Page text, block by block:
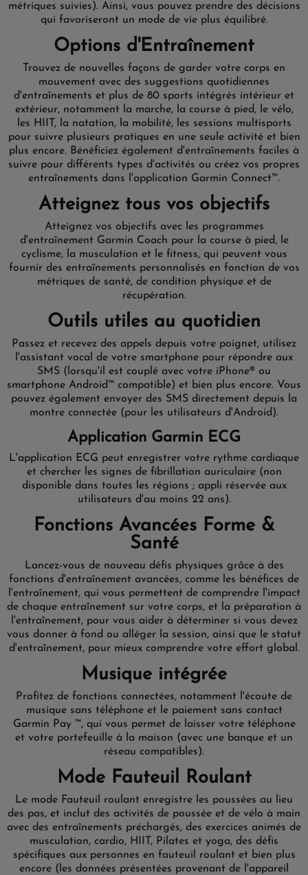
métriques suivies). Ainsi, vous pouvez prendre des décisions
qui favoriseront un mode de vie plus équilibré.
Options d'Entraînement
Trouvez de nouvelles façons de garder votre corps en
mouvement avec des suggestions quotidiennes
d'entraînements et plus de 80 sports intégrés intérieur et
extérieur, notamment la marche, la course à pied, le vélo,
les HIIT, la natation, la mobilité, les sessions multisports
pour suivre plusieurs pratiques en une seule activité et bien
plus encore. Bénéficiez également d'entraînements faciles à
suivre pour différents types d'activités ou créez vos propres
entraînements dans l'application Garmin Connect™.
Atteignez tous vos objectifs
Atteignez vos objectifs avec les programmes
d'entraînement Garmin Coach pour la course à pied, le
cyclisme, la musculation et le fitness, qui peuvent vous
fournir des entraînements personnalisés en fonction de vos
métriques de santé, de condition physique et de
récupération.
Outils utiles au quotidien
Passez et recevez des appels depuis votre poignet, utilisez
l'assistant vocal de votre smartphone pour répondre aux
SMS (lorsqu'il est couplé avec votre iPhone® ou
smartphone Android™ compatible) et bien plus encore. Vous
pouvez également envoyer des SMS directement depuis la
montre connectée (pour les utilisateurs d'Android).
Application Garmin ECG
L'application ECG peut enregistrer votre rythme cardiaque
et chercher les signes de fibrillation auriculaire (non
disponible dans toutes les régions ; appli réservée aux
utilisateurs d'au moins 22 ans).
Fonctions Avancées Forme &
Santé
Lancez-vous de nouveau défis physiques grâce à des
fonctions d'entraînement avancées, comme les bénéfices de
l'entraînement, qui vous permettent de comprendre l'impact
de chaque entraînement sur votre corps, et la préparation à
l'entraînement, pour vous aider à déterminer si vous devez
vous donner à fond ou alléger la session, ainsi que le statut
d'entraînement, pour mieux comprendre votre effort global.
Musique intégrée
Profitez de fonctions connectées, notamment l'écoute de
musique sans téléphone et le paiement sans contact
Garmin Pay ™, qui vous permet de laisser votre téléphone
et votre portefeuille à la maison (avec une banque et un
réseau compatibles).
Mode Fauteuil Roulant
Le mode Fauteuil roulant enregistre les poussées au lieu
des pas, et inclut des activités de poussée et de vélo à main
avec des entraînements préchargés, des exercices animés de
musculation, cardio, HIIT, Pilates et yoga, des défis
spécifiques aux personnes en fauteuil roulant et bien plus
encore (les données présentées provenant de l'appareil